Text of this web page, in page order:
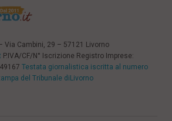
Via Cambini, 29 – 57121 Livorno
P.IVA/CF/N° Iscrizione Registro Imprese:
Testata giornalistica iscritta al numero
del Tribunale diLivorno